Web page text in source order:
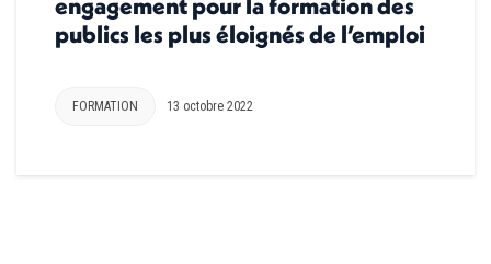
publics les plus éloignés de l’emploi
FORMATION 13 octobre 2022